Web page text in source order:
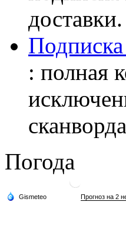
доставки.
: полная
Погода